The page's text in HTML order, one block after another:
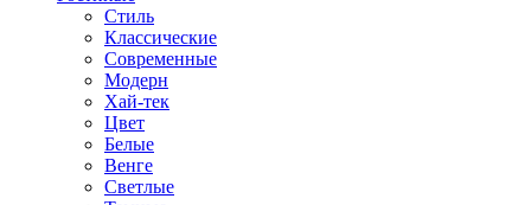
Стиль
Классические
Современные
Модерн
Хай-тек
Цвет
Белые
Венге
Светлые